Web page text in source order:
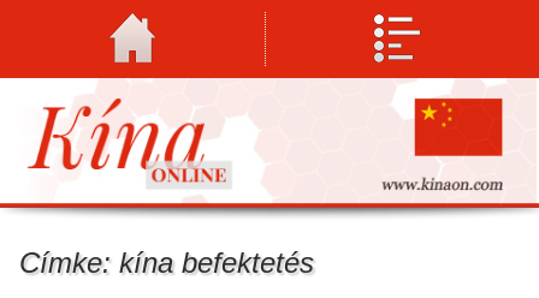
Címke: kína befektetés